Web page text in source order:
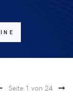
Seite 1 von 24